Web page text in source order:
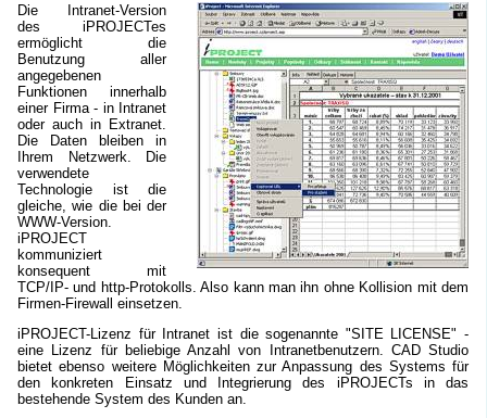
Die Intranet-Version
des iPROJECTes
ermöglicht die
Benutzung aller
angegebenen
Funktionen innerhalb
einer Firma - in Intranet
oder auch in Extranet.
Die Daten bleiben in
Ihrem Netzwerk. Die
verwendete
Technologie ist die
gleiche, wie die bei der
WWW-Version.
iPROJECT
kommuniziert
konsequent mit
TCP/IP- und http-Protokolls. Also kann man ihn ohne Kollision mit dem
Firmen-Firewall einsetzen.
iPROJECT-Lizenz für Intranet ist die sogenannte "SITE LICENSE" -
eine Lizenz für beliebige Anzahl von Intranetbenutzern. CAD Studio
bietet ebenso weitere Möglichkeiten zur Anpassung des Systems für
den konkreten Einsatz und Integrierung des iPROJECTs in das
bestehende System des Kunden an.